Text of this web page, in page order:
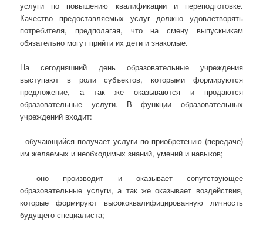
услуги по повышению квалификации и переподготовке.
Качество предоставляемых услуг должно удовлетворять
потребителя, предполагая, что на смену выпускникам
обязательно могут прийти их дети и знакомые.
На сегодняшний день образовательные учреждения
выступают в роли субъектов, которыми формируются
предложение, а так же оказываются и продаются
образовательные услуги. В функции образовательных
учреждений входит:
- обучающийся получает услуги по приобретению (передаче)
им желаемых и необходимых знаний, умений и навыков;
- оно производит и оказывает сопутствующее
образовательные услуги, а так же оказывает воздействия,
которые формируют высококвалифицированную личность
будущего специалиста;